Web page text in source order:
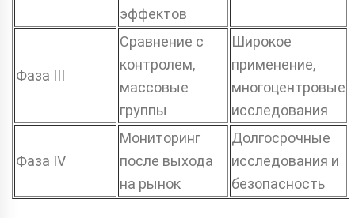
эффектов
Фаза III
Сравнение с
контролем,
массовые
группы
Широкое
применение,
многоцентровые
исследования
Фаза IV
Мониторинг
после выхода
на рынок
Долгосрочные
исследования и
безопасность